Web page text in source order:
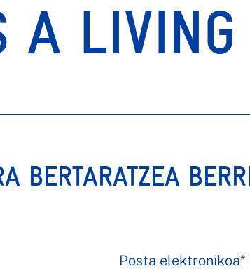
A
BERTARATZEA
Posta elektronikoa*